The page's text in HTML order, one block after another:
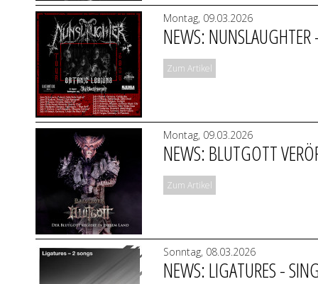
Montag, 09.03.2026
NEWS:
Zum Artikel
Montag, 09.03.2026
NEWS: BLUTGOTT
Zum Artikel
Sonntag, 08.03.2026
NEWS: LIGATURES -